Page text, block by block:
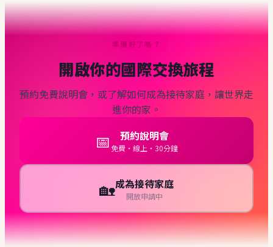
準備好了嗎？
開啟你的國際交換旅程
預約免費說明會，或了解如何成為接待家庭，讓世界走
進你的家。
📅 預約說明會
免費・線上・30分鐘
🏡成為接待家庭
開放申請中